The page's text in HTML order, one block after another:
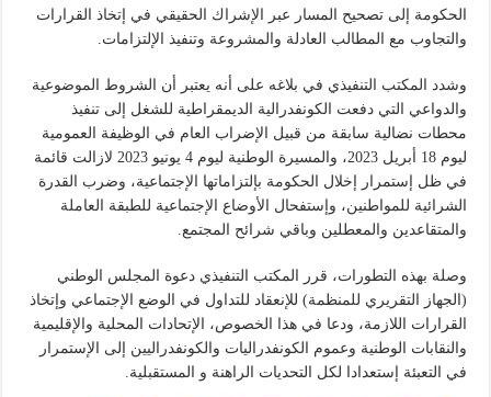
الحكومة إلى تصحيح المسار عبر الإشراك الحقيقي في إتخاذ القرارات
والتجاوب مع المطالب العادلة والمشروعة وتنفيذ الإلتزامات.
وشدد المكتب التنفيذي في بلاغه على أنه يعتبر أن الشروط الموضوعية
والدواعي التي دفعت الكونفدرالية الديمقراطية للشغل إلى تنفيذ
محطات نضالية سابقة من قبيل الإضراب العام في الوظيفة العمومية
ليوم 18 أبريل 2023، والمسيرة الوطنية ليوم 4 يونيو 2023 لازالت قائمة
في ظل إستمرار إخلال الحكومة بإلتزاماتها الإجتماعية، وضرب القدرة
الشرائية للمواطنين، وإستفحال الأوضاع الإجتماعية للطبقة العاملة
والمتقاعدين والمعطلين وباقي شرائح المجتمع.
وصلة بهذه التطورات، قرر المكتب التنفيذي دعوة المجلس الوطني
(الجهاز التقريري للمنظمة) للإنعقاد للتداول في الوضع الإجتماعي وإتخاذ
القرارات اللازمة، ودعا في هذا الخصوص، الإتحادات المحلية والإقليمية
والنقابات الوطنية وعموم الكونفدراليات والكونفدراليين إلى الإستمرار
في التعبئة إستعدادا لكل التحديات الراهنة و المستقبلية.